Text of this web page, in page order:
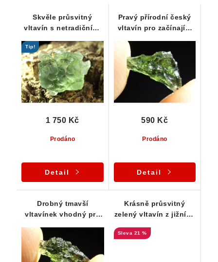
Skvěle průsvitný
vltavín s netradičními
Tip!
Prodáno
1 750 Kč
Detail
Pravý přírodní český
vltavín pro začínající
Prodáno
590 Kč
Detail
Drobný tmavší
vltavínek vhodný pro
Krásně průsvitný
zelený vltavín z jižních
21 %